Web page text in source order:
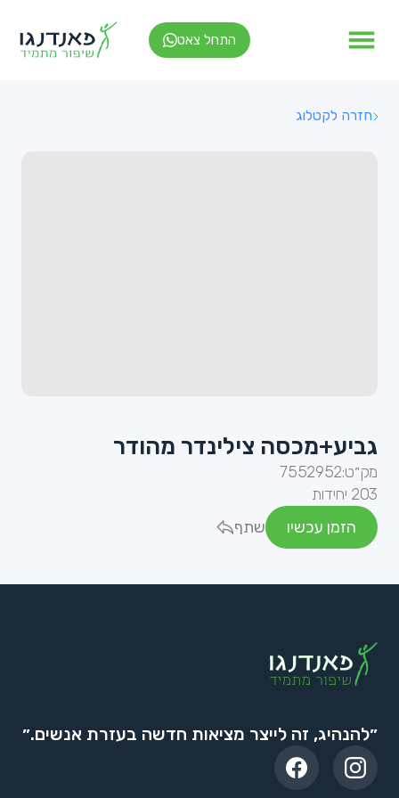
התחל צאט
חזרה לקטלוג
גביע+מכסה צילינדר מהודר
מק״ט:7552952
203 יחידות
הזמן עכשיו
שתף
״להנהיג, זה לייצר מציאות חדשה בעזרת אנשים.״